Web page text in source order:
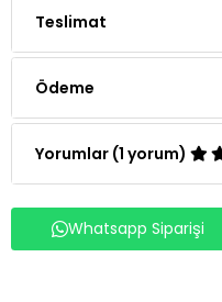
Ödeme
Yorumlar (1 yorum)